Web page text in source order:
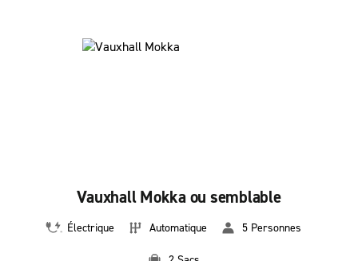
Vauxhall Mokka ou semblable
Électrique Automatique 5 Personnes